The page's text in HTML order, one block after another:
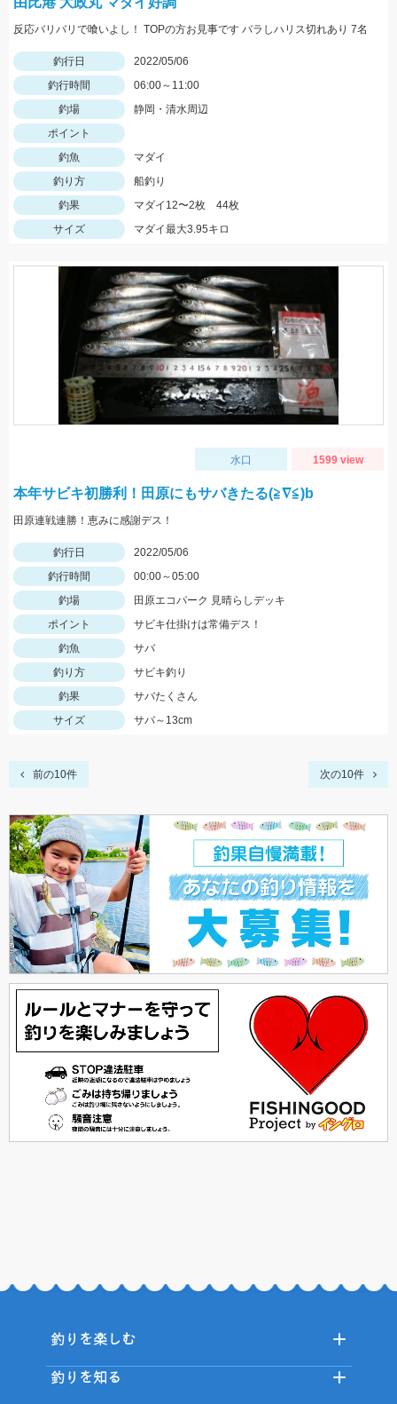
反応バリバリで喰いよし！ TOPの方お見事です バラしハリス切れあり 7名
釣行日
2022/05/06
釣行時間
06:00～11:00
釣場
静岡・清水周辺
ポイント
釣魚
マダイ
釣り方
船釣り
釣果
マダイ12〜2枚 44枚
サイズ
マダイ最大3.95キロ
水口 1599 view
本年サビキ初勝利！田原にもサバきたる(≧∇≦)b
田原連戦連勝！恵みに感謝デス！
釣行日
2022/05/06
釣行時間
00:00～05:00
釣場
田原エコパーク 見晴らしデッキ
ポイント
サビキ仕掛けは常備デス！
釣魚
サバ
釣り方
サビキ釣り
釣果
サバたくさん
サイズ
サバ～13cm
前の10件 次の10件
釣りを楽しむ
釣りを知る